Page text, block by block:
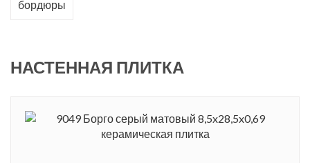
индивидуальным. Декоративная плитка с тонким
Завершенность серии придают структурированные и
гладкие бордюрные карандаши.
бордюры
НАСТЕННАЯ ПЛИТКА